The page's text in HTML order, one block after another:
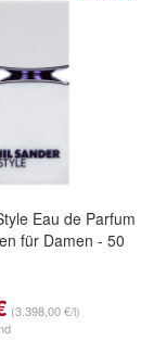
Eau de Parfum
für Damen - 50
(3.398,00 €/l)